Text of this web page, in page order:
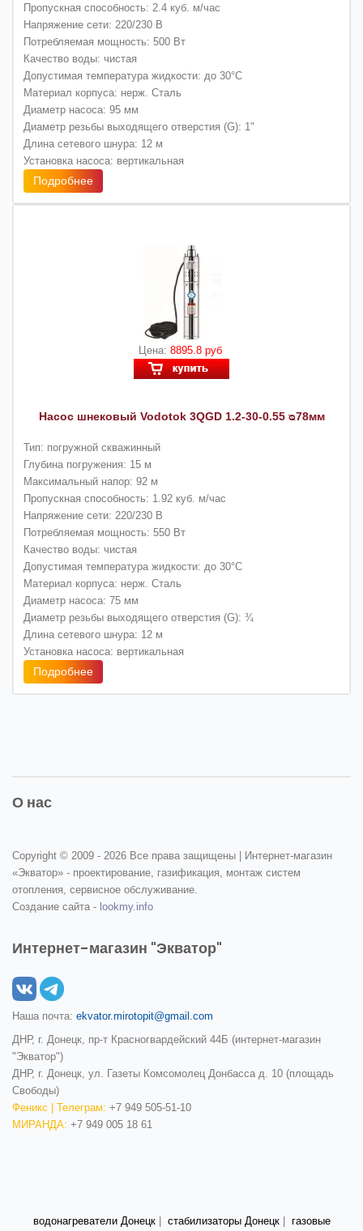
Пропускная способность: 2.4 куб. м/час
Напряжение сети: 220/230 В
Потребляемая мощность: 500 Вт
Качество воды: чистая
Допустимая температура жидкости: до 30°C
Материал корпуса: нерж. Сталь
Диаметр насоса: 95 мм
Диаметр резьбы выходящего отверстия (G): 1"
Длина сетевого шнура: 12 м
Установка насоса: вертикальная
Подробнее
Цена: 8895.8 руб
Насос шнековый Vodotok 3QGD 1.2-30-0.55 ᴓ78мм
Тип: погружной скважинный
Глубина погружения: 15 м
Максимальный напор: 92 м
Пропускная способность: 1.92 куб. м/час
Напряжение сети: 220/230 В
Потребляемая мощность: 550 Вт
Качество воды: чистая
Допустимая температура жидкости: до 30°C
Материал корпуса: нерж. Сталь
Диаметр насоса: 75 мм
Диаметр резьбы выходящего отверстия (G): ¾
Длина сетевого шнура: 12 м
Установка насоса: вертикальная
Подробнее
О нас
Copyright © 2009 - 2026 Все права защищены | Интернет-магазин
«Экватор» - проектирование, газификация, монтаж систем
отопления, сервисное обслуживание.
Создание сайта - lookmy.info
Интернет-магазин "Экватор"
Наша почта: ekvator.mirotopit@gmail.com
ДНР, г. Донецк, пр-т Красногвардейский 44Б (интернет-магазин
"Экватор")
ДНР, г. Донецк, ул. Газеты Комсомолец Донбасса д. 10 (площадь
Свободы)
Феникс | Телеграм: +7 949 505-51-10
МИРАНДА: +7 949 005 18 61
водонагреватели Донецк| стабилизаторы Донецк| газовые